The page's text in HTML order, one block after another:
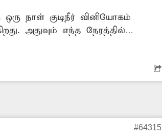
நாள் குடிநீர் வினியோகம்
அதுவும் எந்த நேரத்தில்
இதனால் போதுமான அளவு
குடிநீர் சீராக வினியோகம்
#64315